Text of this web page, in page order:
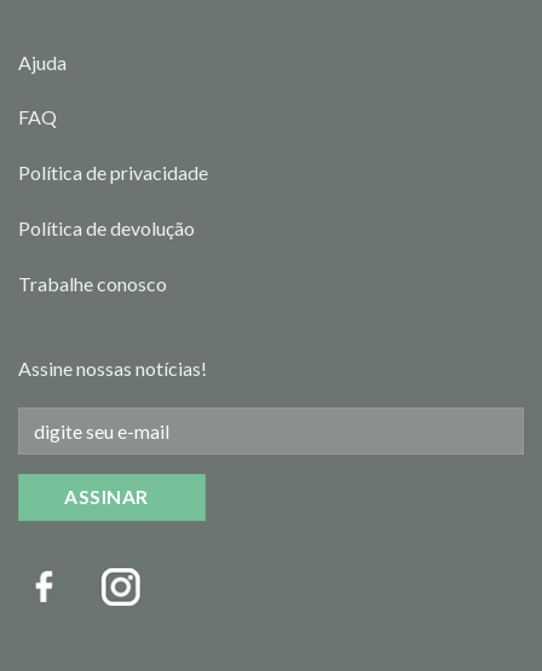
Ajuda
FAQ
Política de privacidade
Política de devolução
Trabalhe conosco
Assine nossas notícias!